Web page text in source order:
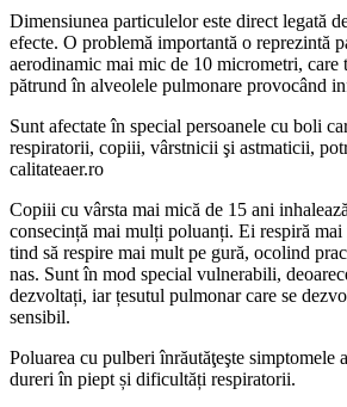
Dimensiunea particulelor este direct legată
efecte. O problemă importantă o reprezintă
aerodinamic mai mic de 10 micrometri, care
pătrund în alveolele pulmonare provocând
Sunt afectate în special persoanele cu boli
respiratorii, copiii, vârstnicii şi astmaticii,
calitateaer.ro
Copiii cu vârsta mai mică de 15 ani
consecință mai mulți poluanți. Ei respiră mai
tind să respire mai mult pe gură, ocolind
nas. Sunt în mod special vulnerabili,
dezvoltați, iar țesutul pulmonar care se
sensibil.
Poluarea cu pulberi înrăutăţeşte simptomele
dureri în piept și dificultăți respiratorii.